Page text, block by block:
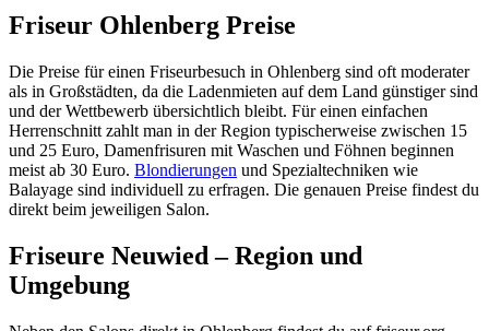
Friseur Ohlenberg Preise
Die Preise für einen Friseurbesuch in Ohlenberg sind oft moderater
als in Großstädten, da die Ladenmieten auf dem Land günstiger sind
und der Wettbewerb übersichtlich bleibt. Für einen einfachen
Herrenschnitt zahlt man in der Region typischerweise zwischen 15
und 25 Euro, Damenfrisuren mit Waschen und Föhnen beginnen
meist ab 30 Euro. Blondierungen und Spezialtechniken wie
Balayage sind individuell zu erfragen. Die genauen Preise findest du
direkt beim jeweiligen Salon.
Friseure Neuwied – Region und
Umgebung